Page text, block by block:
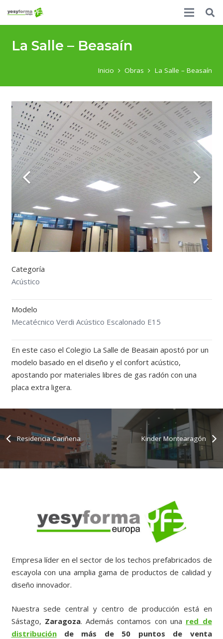
La Salle – Beasaín
Inicio Obras La Salle – Beasaín
Categoría
Acústico
Modelo
Mecatécnico Verdi Acústico Escalonado E15
En este caso el Colegio La Salle de Beasain apostó por un
modelo basado en el diseño y el confort acústico,
apostando por materiales libres de gas radón con una
placa extra ligera.
Residencia Cariñena Kinder Montearagón
Empresa líder en el sector de los techos prefabricados de
escayola con una amplia gama de productos de calidad y
diseño innovador.
Nuestra sede central y centro de producción está en
Sástago, Zaragoza. Además contamos con una red de
distribuciónde más de 50 puntos de venta